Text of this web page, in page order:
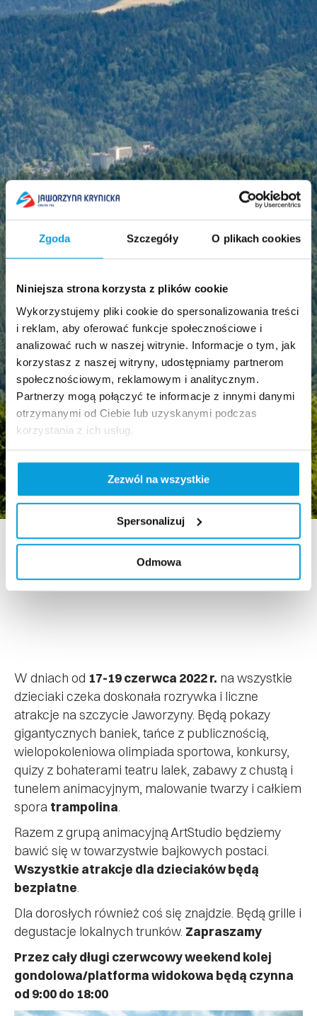
Zgoda Szczegóły O plikach cookies
Niniejsza strona korzysta z plików cookie
Wykorzystujemy pliki cookie do spersonalizowania treści
i reklam, aby oferować funkcje społecznościowe i
analizować ruch w naszej witrynie. Informacje o tym, jak
korzystasz z naszej witryny, udostępniamy partnerom
społecznościowym, reklamowym i analitycznym.
Partnerzy mogą połączyć te informacje z innymi danymi
otrzymanymi od Ciebie lub uzyskanymi podczas
korzystania z ich usług.
Zezwól na wszystkie
Spersonalizuj
Odmowa
W dniach od 17-19 czerwca 2022 r. na wszystkie
dzieciaki czeka doskonała rozrywka i liczne
atrakcje na szczycie Jaworzyny. Będą pokazy
gigantycznych baniek, tańce z publicznością,
wielopokoleniowa olimpiada sportowa, konkursy,
quizy z bohaterami teatru lalek, zabawy z chustą i
tunelem animacyjnym, malowanie twarzy i całkiem
spora trampolina
Razem z grupą animacyjną ArtStudio będziemy
bawić się w towarzystwie bajkowych postaci.
Wszystkie atrakcje dla dzieciaków będą
bezpłatne
Dla dorosłych również coś się znajdzie. Będą grille i
degustacje lokalnych trunków. Zapraszamy
Przez cały długi czerwcowy weekend kolej
gondolowa/platforma widokowa będą czynna
od 9:00 do 18:00